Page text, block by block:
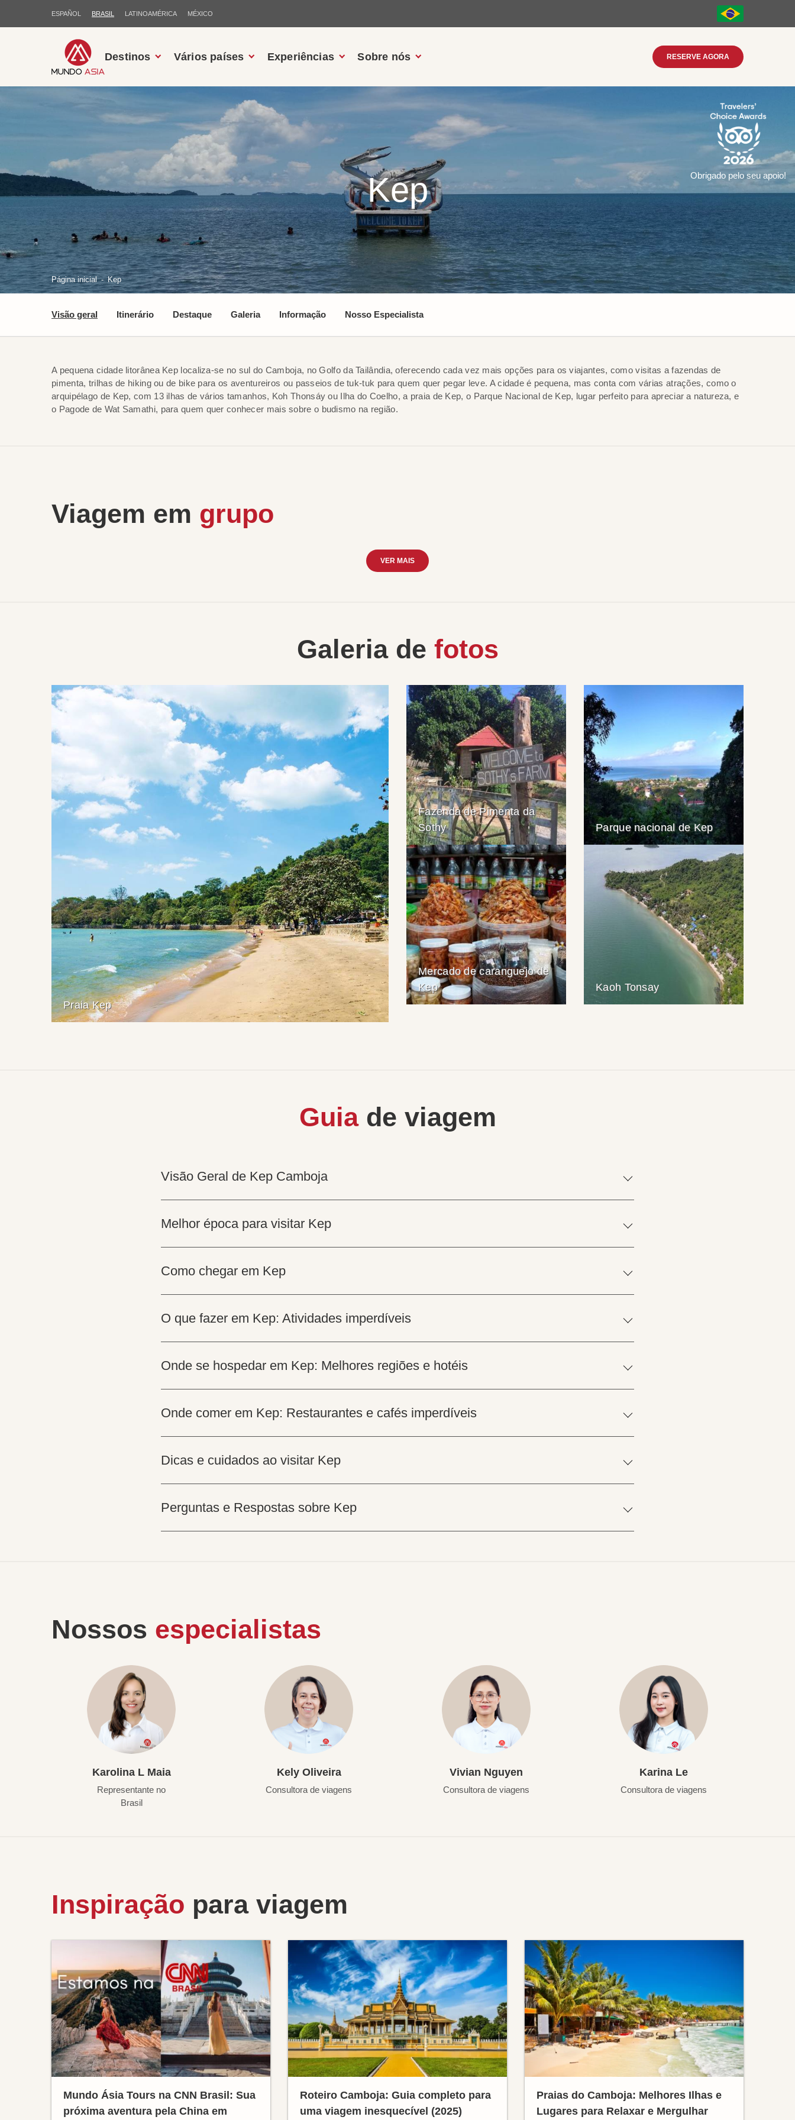
ESPAÑOL BRASIL LATINOAMÉRICA MÉXICO
Destinos Vários países Experiências Sobre nós RESERVE AGORA
Kep
Página inicial Kep
Obrigado pelo seu apoio!
Visão geral Itinerário Destaque Galeria Informação Nosso Especialista
A pequena cidade litorânea Kep localiza-se no sul do Camboja, no Golfo da Tailândia, oferecendo cada vez mais opções para os viajantes, como visitas a fazendas de
pimenta, trilhas de hiking ou de bike para os aventureiros ou passeios de tuk-tuk para quem quer pegar leve. A cidade é pequena, mas conta com várias atrações, como o
arquipélago de Kep, com 13 ilhas de vários tamanhos, Koh Thonsáy ou Ilha do Coelho, a praia de Kep, o Parque Nacional de Kep, lugar perfeito para apreciar a natureza, e
o Pagode de Wat Samathi, para quem quer conhecer mais sobre o budismo na região.
Viagem em grupo
VER MAIS
Galeria de fotos
Praia Kep
Fazenda de Pimenta da
Sothy
Parque nacional de Kep
Mercado de caranguejo de
Kep
Kaoh Tonsay
Guiade viagem
Visão Geral de Kep Camboja
Melhor época para visitar Kep
Como chegar em Kep
O que fazer em Kep: Atividades imperdíveis
Onde se hospedar em Kep: Melhores regiões e hotéis
Onde comer em Kep: Restaurantes e cafés imperdíveis
Dicas e cuidados ao visitar Kep
Perguntas e Respostas sobre Kep
Nossos especialistas
Karolina L Maia
Representante no
Brasil
Kely Oliveira
Consultora de viagens
Vivian Nguyen
Consultora de viagens
Karina Le
Consultora de viagens
Inspiração para viagem
Mundo Ásia Tours na CNN Brasil: Sua
próxima aventura pela China em
Roteiro Camboja: Guia completo para
uma viagem inesquecível (2025)
Praias do Camboja: Melhores Ilhas e
Lugares para Relaxar e Mergulhar